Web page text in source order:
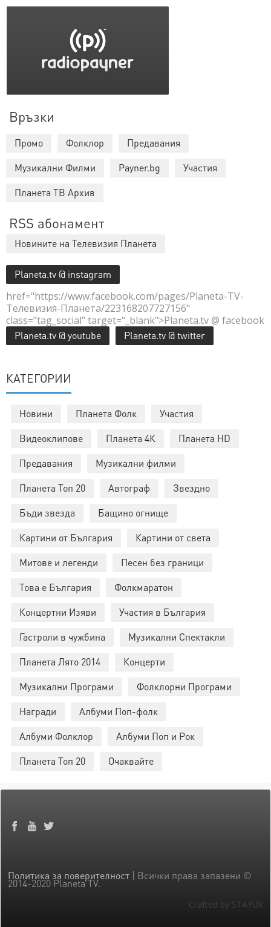
Връзки
Промо Фолклор
Предавания
Музикални Филми
Payner.bg
Участия
Планета ТВ Архив
RSS абонамент
Новините на Телевизия Планета
Planeta.tv @ instagram
href="https://www.facebook.com/pages/Planeta-TV-
Телевизия-Планета/223168207727156"
class="tag_social" target="_blank">Planeta.tv @ facebook
Planeta.tv @ youtube Planeta.tv @ twitter
КАТЕГОРИИ
Новини Планета Фолк
Участия
Видеоклипове
Планета 4К
Планета HD
Предавания
Музикални филми
Планета Топ 20
Автограф
Звездно
Бъди звезда
Бащино огнище
Картини от България
Картини от света
Митове и легенди
Песен без граници
Това е България
Фолкмаратон
Концертни Изяви
Участия в България
Гастроли в чужбина
Музикални Спектакли
Планета Лято 2014
Концерти
Музикални Програми
Фолклорни Програми
Награди
Албуми Поп-фолк
Албуми Фолклор
Албуми Поп и Рок
Планета Топ 20
Очаквайте
Политика за поверителност | Всички права запазени ©
2014-2020 Planeta TV.
Crafted by STAYUX